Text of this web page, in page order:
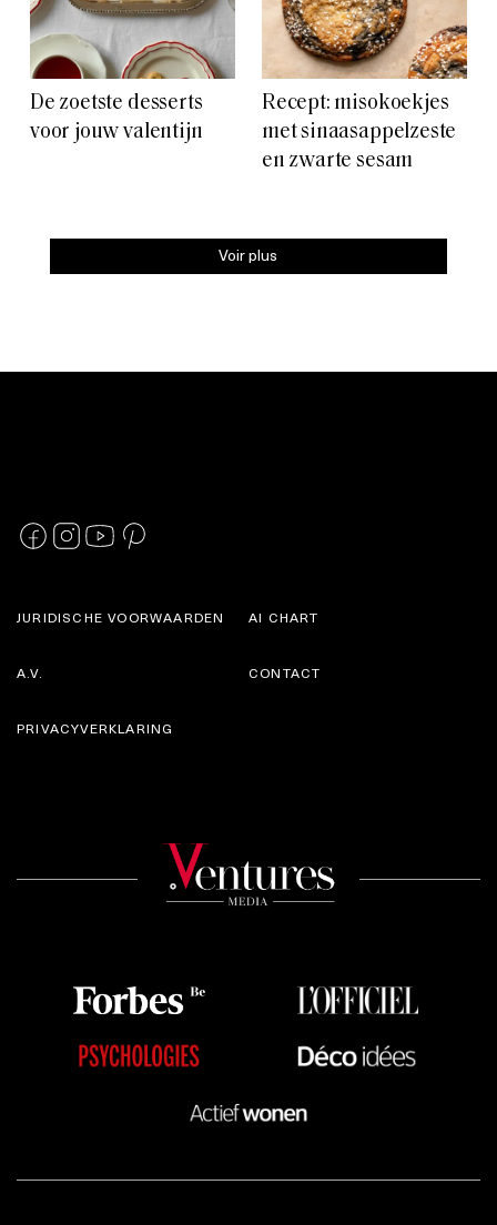
De zoetste desserts
voor jouw valentijn
Recept: misokoekjes
met sinaasappelzeste
en zwarte sesam
Voir plus
JURIDISCHE VOORWAARDEN
A.V.
AI CHART
CONTACT
PRIVACYVERKLARING